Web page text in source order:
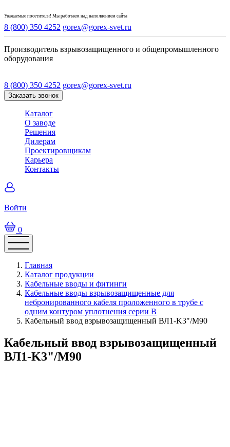
Уважаемые посетители! Мы работаем над наполнением сайта
8 (800) 350 4252 gorex@gorex-svet.ru
Производитель взрывозащищенного и общепромышленного
оборудования
8 (800) 350 4252 gorex@gorex-svet.ru
Заказать звонок
Каталог
О заводе
Решения
Дилерам
Проектировщикам
Карьера
Контакты
Войти
0
Главная
Каталог продукции
Кабельные вводы и фитинги
Кабельные вводы взрывозащищенные для
небронированного кабеля проложенного в трубе с
одним контуром уплотнения серии В
Кабельный ввод взрывозащищенный ВЛ1-K3"/М90
Кабельный ввод взрывозащищенный
ВЛ1-K3"/М90